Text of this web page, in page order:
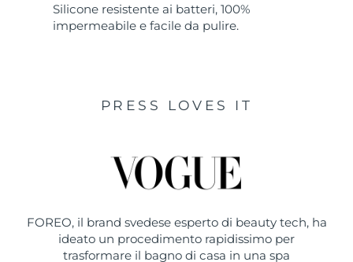
Silicone resistente ai batteri, 100%
impermeabile e facile da pulire.
PRESS LOVES IT
FOREO, il brand svedese esperto di beauty tech, ha
ideato un procedimento rapidissimo per
trasformare il bagno di casa in una spa